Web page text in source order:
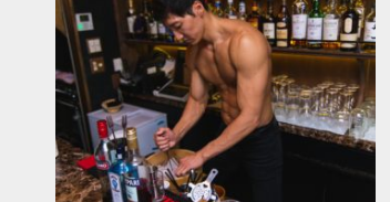
イス)
Update:2021.07.1
Category:バーのマッチョ オレンジの人
AKIHITO(細マッチョ) 肩
ダウンロード